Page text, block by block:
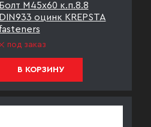
Болт М45х60 к.п.8.8
DIN933 оцинк KREPSTA
fasteners
под заказ
В КОРЗИНУ